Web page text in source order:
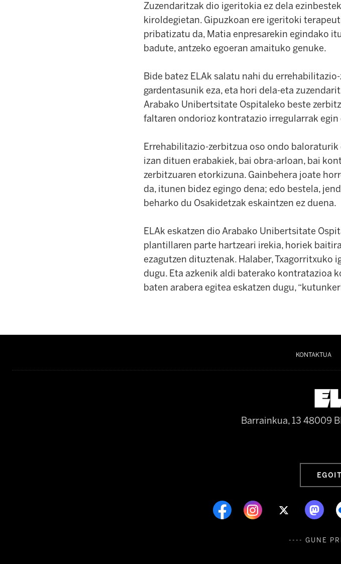
Zuzendaritzak dio igeritokia ez dela
kiroldegietan. Gipuzkoan ere igeritoki
pribatizatu da, Matia enpresarekin egindako
badute, antzeko egoeran amaituko genuke.
Bide batez ELAk salatu nahi du
gardentasunik eza, eta hori dela-eta
Arabako Unibertsitate Ospitaleko beste
faltaren ondorioz kontratazio irregularrak egin
Errehabilitazio-zerbitzua oso ondo
izan dituen erabakiek, bai obra-arloan, bai
zerbitzuaren etorkizuna. Gainbehera joate
da, itunen bidez egingo dena; edo bestela,
beharko du Osakidetzak eskaintzen ez duena.
ELAk eskatzen dio Arabako Unibertsitate
plantillaren parte hartzeari irekia, horiek
ezagutzen dituztenak. Halaber,
dugu. Eta azkenik aldi baterako kontratazioa
baten arabera egitea eskatzen dugu,
KONTAKTUA
Barrainkua, 13 48009
---- GUNE